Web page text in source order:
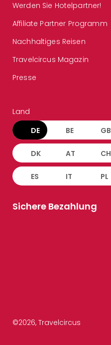
Werden Sie Hotelpartner!
Affiliate Partner Programm
Nachhaltiges Reisen
Travelcircus Magazin
Presse
Land
DE BE GB
DK AT CH
ES IT PL
Sichere Bezahlung
©2026, Travelcircus